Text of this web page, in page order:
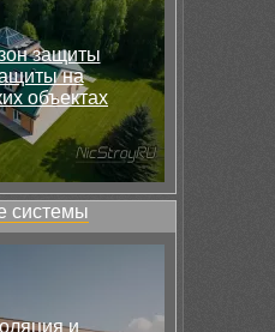
защиты
на
объектах
системы
и